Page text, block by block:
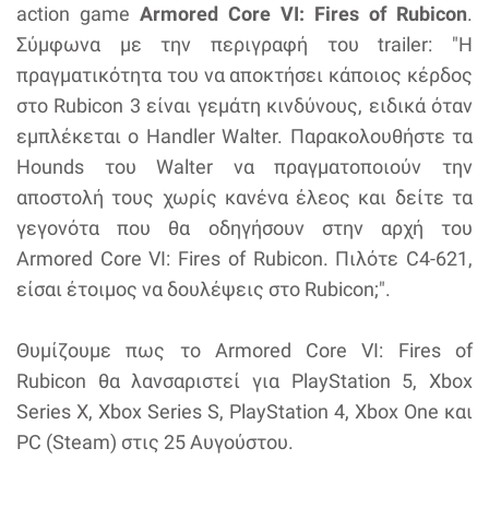
action game Armored Core VI: Fires of Rubicon.
Σύμφωνα με την περιγραφή του trailer: "Η
πραγματικότητα του να αποκτήσει κάποιος κέρδος
στο Rubicon 3 είναι γεμάτη κινδύνους, ειδικά όταν
εμπλέκεται ο Handler Walter. Παρακολουθήστε τα
Hounds του Walter να πραγματοποιούν την
αποστολή τους χωρίς κανένα έλεος και δείτε τα
γεγονότα που θα οδηγήσουν στην αρχή του
Armored Core VI: Fires of Rubicon. Πιλότε C4-621,
είσαι έτοιμος να δουλέψεις στο Rubicon;".
Θυμίζουμε πως το Armored Core VI: Fires of
Rubicon θα λανσαριστεί για PlayStation 5, Xbox
Series X, Xbox Series S, PlayStation 4, Xbox One και
PC (Steam) στις 25 Αυγούστου.